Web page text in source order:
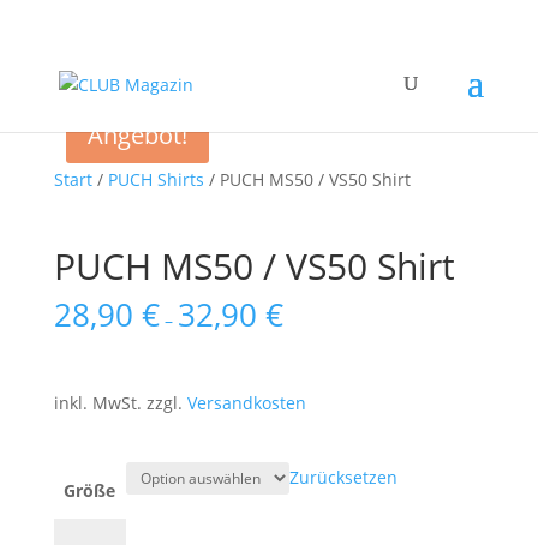
Start/ PUCH Shirts / PUCH MS50 / VS50 Shirt
PUCH MS50 / VS50 Shirt
28,90 €– 32,90 €
inkl. MwSt. zzgl. Versandkosten
Größe
Zurücksetzen
Angebot!